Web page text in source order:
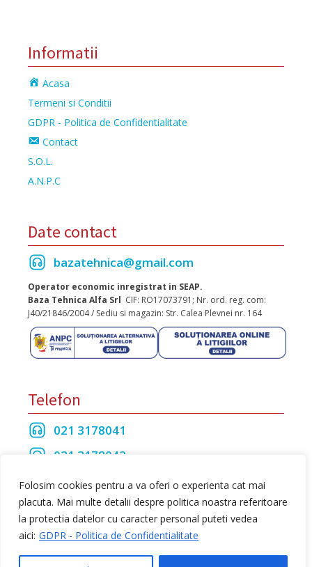
Folosim cookies pentru a va oferi o experienta cat mai
placuta. Mai multe detalii despre politica noastra referitoare
la protectia datelor cu caracter personal puteti vedea
aici: GDPR - Politica de Confidentialitate
Informatii
Acasa
Termeni si Conditii
GDPR - Politica de Confidentialitate
Contact
S.O.L.
A.N.P.C
Date contact
bazatehnica@gmail.com
Operator economic inregistrat in SEAP.
Baza Tehnica Alfa Srl CIF: RO17073791; Nr. ord. reg. com:
J40/21846/2004 / Sediu si magazin: Str. Calea Plevnei nr. 164
Telefon
021 3178041
021 3178042
021 3175208
Toate drepturile rezervate Baza Tehnica Alfa S.R.L